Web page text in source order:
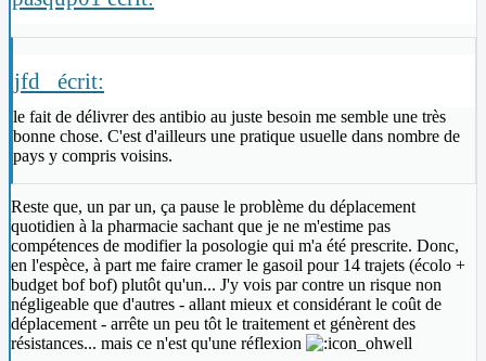
jfd_ écrit:
le fait de délivrer des antibio au juste besoin me semble une très
bonne chose. C'est d'ailleurs une pratique usuelle dans nombre de
pays y compris voisins.
Reste que, un par un, ça pause le problème du déplacement
quotidien à la pharmacie sachant que je ne m'estime pas
compétences de modifier la posologie qui m'a été prescrite. Donc,
en l'espèce, à part me faire cramer le gasoil pour 14 trajets (écolo +
budget bof bof) plutôt qu'un... J'y vois par contre un risque non
négligeable que d'autres - allant mieux et considérant le coût de
déplacement - arrête un peu tôt le traitement et génèrent des
résistances... mais ce n'est qu'une réflexion